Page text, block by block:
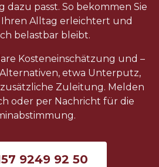
dazu passt. So bekommen Sie
Ihren Alltag erleichtert und
belastbar bleibt.
Kosteneinschätzung und –
etwa Unterputz,
Zuleitung. Melden
oder per Nachricht für die
9249 92 50